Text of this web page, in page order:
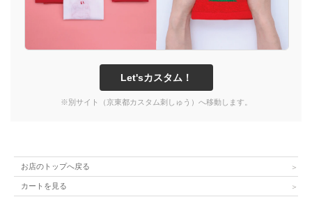
Let'sカスタム！
※別サイト（京東都カスタム刺しゅう）へ移動します。
お店のトップへ戻る
カートを見る